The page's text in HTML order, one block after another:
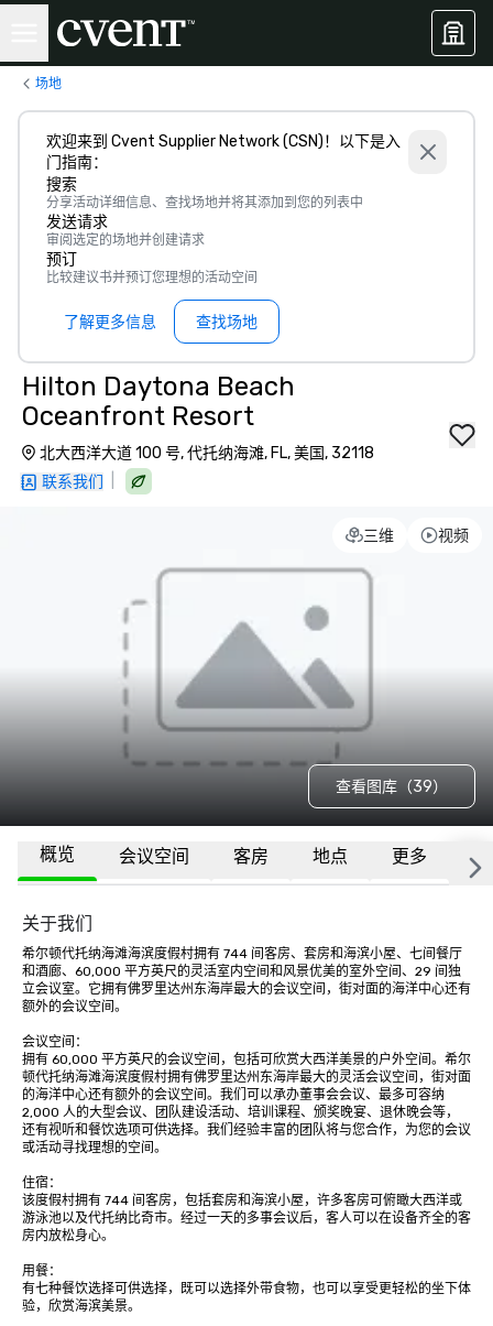
场地
欢迎来到 Cvent Supplier Network (CSN)！以下是入
门指南：
搜索
分享活动详细信息、查找场地并将其添加到您的列表中
发送请求
审阅选定的场地并创建请求
预订
比较建议书并预订您理想的活动空间
了解更多信息 查找场地
Hilton Daytona Beach
Oceanfront Resort
北大西洋大道 100 号, 代托纳海滩, FL, 美国, 32118
联系我们
三维 视频
查看图库（39）
概览 会议空间 客房 地点 更多 常
关于我们
希尔顿代托纳海滩海滨度假村拥有 744 间客房、套房和海滨小屋、七间餐厅
和酒廊、60,000 平方英尺的灵活室内空间和风景优美的室外空间、29 间独
立会议室。它拥有佛罗里达州东海岸最大的会议空间，街对面的海洋中心还有
额外的会议空间。
会议空间：
拥有 60,000 平方英尺的会议空间，包括可欣赏大西洋美景的户外空间。希尔
顿代托纳海滩海滨度假村拥有佛罗里达州东海岸最大的灵活会议空间，街对面
的海洋中心还有额外的会议空间。我们可以承办董事会会议、最多可容纳
2,000 人的大型会议、团队建设活动、培训课程、颁奖晚宴、退休晚会等，
还有视听和餐饮选项可供选择。我们经验丰富的团队将与您合作，为您的会议
或活动寻找理想的空间。
住宿：
该度假村拥有 744 间客房，包括套房和海滨小屋，许多客房可俯瞰大西洋或
游泳池以及代托纳比奇市。经过一天的多事会议后，客人可以在设备齐全的客
房内放松身心。
用餐：
有七种餐饮选择可供选择，既可以选择外带食物，也可以享受更轻松的坐下体
验，欣赏海滨美景。